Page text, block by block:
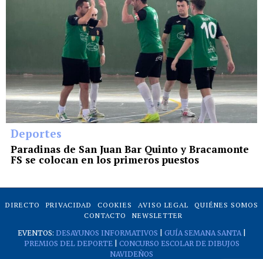
Deportes
Paradinas de San Juan Bar Quinto y Bracamonte
FS se colocan en los primeros puestos
DIRECTO PRIVACIDAD COOKIES AVISO LEGAL
QUIÉNES SOMOS
CONTACTO
NEWSLETTER
EVENTOS: DESAYUNOS INFORMATIVOS GUÍA SEMANA SANTA|
PREMIOS DEL DEPORTE| CONCURSO ESCOLAR DE DIBUJOS
NAVIDEÑOS